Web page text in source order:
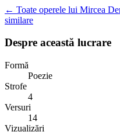
← Toate operele lui Mircea
similare
Despre această lucrare
Formă
Poezie
Strofe
4
Versuri
14
Vizualizări